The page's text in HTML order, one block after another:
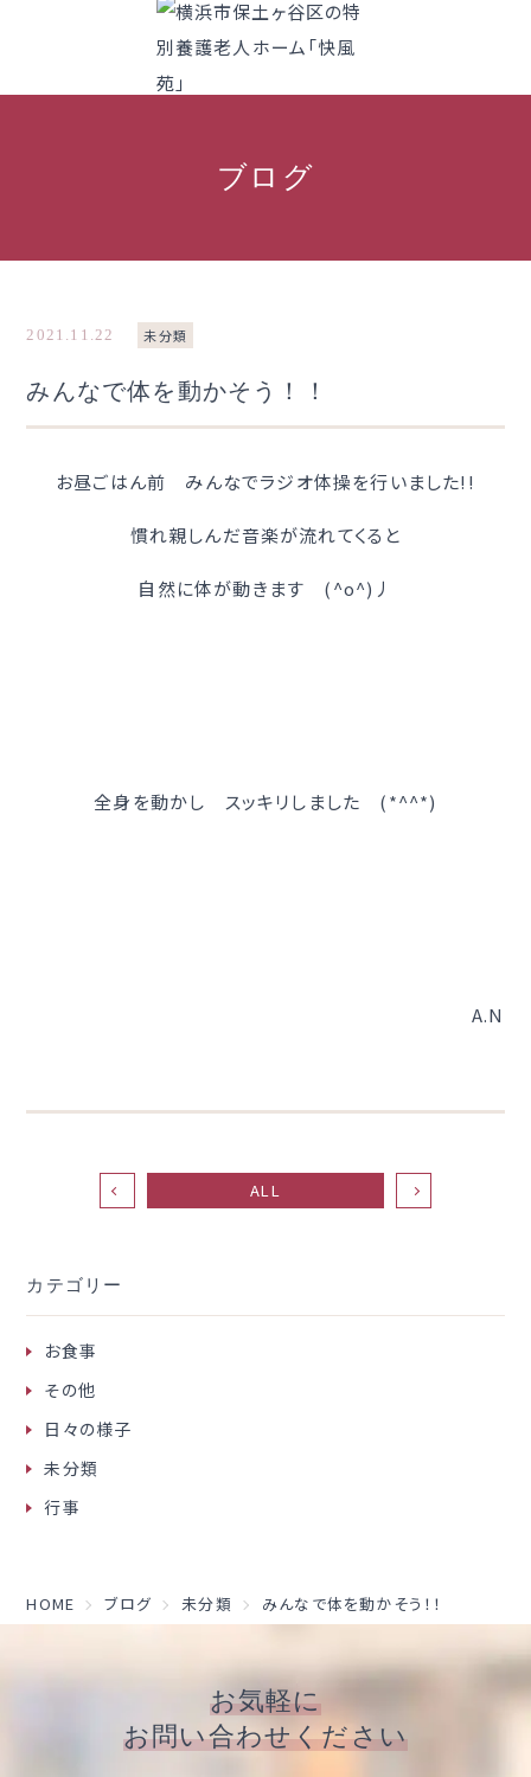
ブログ
カテゴリー
お食事
その他
日々の様子
未分類
行事
2021.11.22 未分類
みんなで体を動かそう！！
お昼ごはん前 みんなでラジオ体操を行いました!!
慣れ親しんだ音楽が流れてくると
自然に体が動きます (^o^)丿
全身を動かし スッキリしました (*^^*)
A.N
ALL
HOME ブログ 未分類 みんなで体を動かそう！！
お気軽に
お問い合わせください